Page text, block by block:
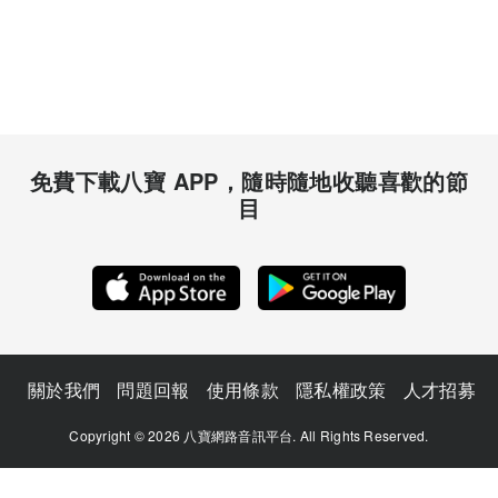
免費下載八寶 APP，隨時隨地收聽喜歡的節
目
關於我們 問題回報 使用條款 隱私權政策 人才招募
Copyright © 2026 八寶網路音訊平台. All Rights Reserved.